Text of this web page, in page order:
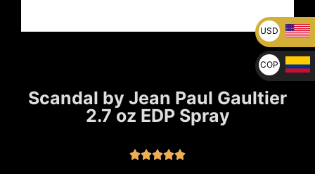
Scandal by Jean Paul Gaultier
2.7 oz EDP Spray

USD
U$
COP
$